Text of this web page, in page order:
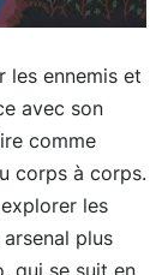
les ennemis et
avec son
comme
corps à corps.
les
plus
qui se suit en